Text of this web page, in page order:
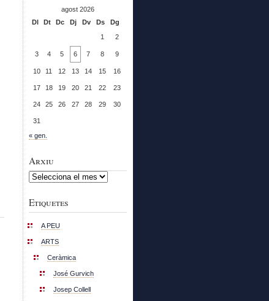
agost 2026
Dl
Dt Dc Dj Dv Ds
Dg
1
2
3 4 5 6 7 8 9
10 11 12 13 14 15 16
17 18 19 20 21 22 23
24 25 26 27 28 29 30
31
« gen.
Arxiu
Arxiu
Etiquetes
A PEU
ARTS
Ceràmica
José Gurvich
Josep Collell